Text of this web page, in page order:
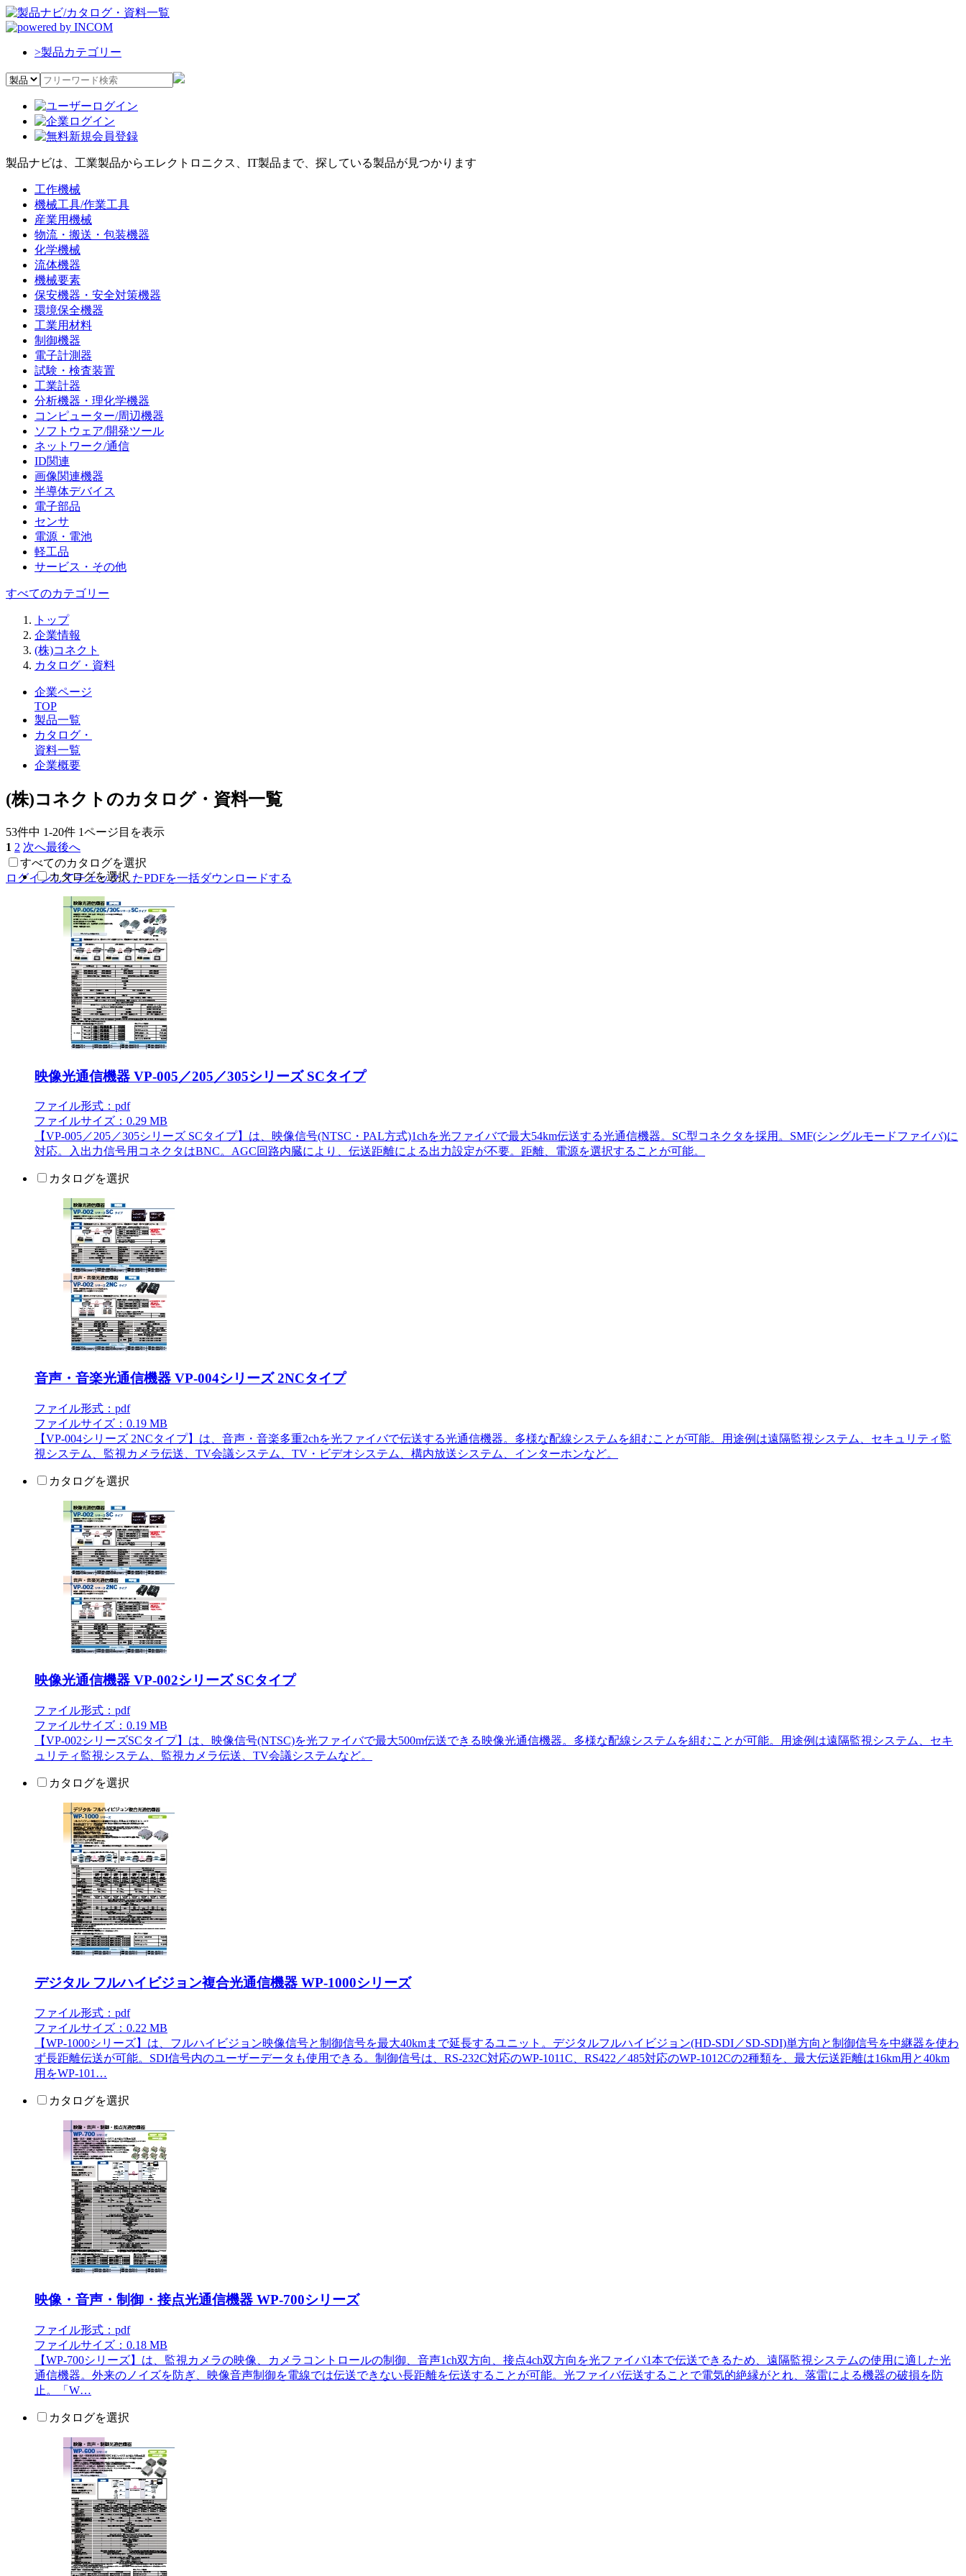
>製品カテゴリー
製品ナビは、工業製品からエレクトロニクス、IT製品まで、探している製品が見つかります
工作機械
機械工具/作業工具
産業用機械
物流・搬送・包装機器
化学機械
流体機器
機械要素
保安機器・安全対策機器
環境保全機器
工業用材料
制御機器
電子計測器
試験・検査装置
工業計器
分析機器・理化学機器
コンピューター/周辺機器
ソフトウェア/開発ツール
ネットワーク/通信
ID関連
画像関連機器
半導体デバイス
電子部品
センサ
電源・電池
軽工品
サービス・その他
すべてのカテゴリー
トップ
企業情報
(株)コネクト
カタログ・資料
企業ページ
TOP
製品一覧
カタログ・
資料一覧
企業概要
(株)コネクトのカタログ・資料一覧
53件中 1-20件 1ページ目を表示
1 2 次へ最後へ
すべてのカタログを選択
ログインしてチェックしたPDFを一括ダウンロードする
カタログを選択
映像光通信機器 VP-005／205／305シリーズ SCタイプ
ファイル形式：pdf
ファイルサイズ：0.29 MB
【VP-005／205／305シリーズ SCタイプ】は、映像信号(NTSC・PAL方式)1chを光ファイバで最大54km伝送する光通信機器。SC型コネクタを採用。SMF(シングルモードファイバ)に
対応。入出力信号用コネクタはBNC。AGC回路内臓により、伝送距離による出力設定が不要。距離、電源を選択することが可能。
カタログを選択
音声・音楽光通信機器 VP-004シリーズ 2NCタイプ
ファイル形式：pdf
ファイルサイズ：0.19 MB
【VP-004シリーズ 2NCタイプ】は、音声・音楽多重2chを光ファイバで伝送する光通信機器。多様な配線システムを組むことが可能。用途例は遠隔監視システム、セキュリティ監
視システム、監視カメラ伝送、TV会議システム、TV・ビデオシステム、構内放送システム、インターホンなど。
カタログを選択
映像光通信機器 VP-002シリーズ SCタイプ
ファイル形式：pdf
ファイルサイズ：0.19 MB
【VP-002シリーズSCタイプ】は、映像信号(NTSC)を光ファイバで最大500m伝送できる映像光通信機器。多様な配線システムを組むことが可能。用途例は遠隔監視システム、セキ
ュリティ監視システム、監視カメラ伝送、TV会議システムなど。
カタログを選択
デジタル フルハイビジョン複合光通信機器 WP-1000シリーズ
ファイル形式：pdf
ファイルサイズ：0.22 MB
【WP-1000シリーズ】は、フルハイビジョン映像信号と制御信号を最大40kmまで延長するユニット。デジタルフルハイビジョン(HD-SDI／SD-SDI)単方向と制御信号を中継器を使わ
ず長距離伝送が可能。SDI信号内のユーザーデータも使用できる。制御信号は、RS-232C対応のWP-1011C、RS422／485対応のWP-1012Cの2種類を、最大伝送距離は16km用と40km
用をWP-101…
カタログを選択
映像・音声・制御・接点光通信機器 WP-700シリーズ
ファイル形式：pdf
ファイルサイズ：0.18 MB
【WP-700シリーズ】は、監視カメラの映像、カメラコントロールの制御、音声1ch双方向、接点4ch双方向を光ファイバ1本で伝送できるため、遠隔監視システムの使用に適した光
通信機器。外来のノイズを防ぎ、映像音声制御を電線では伝送できない長距離を伝送することが可能。光ファイバ伝送することで電気的絶縁がとれ、落雷による機器の破損を防
止。「W…
カタログを選択